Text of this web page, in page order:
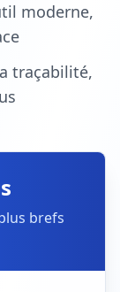
moderne,
traçabilité,
brefs